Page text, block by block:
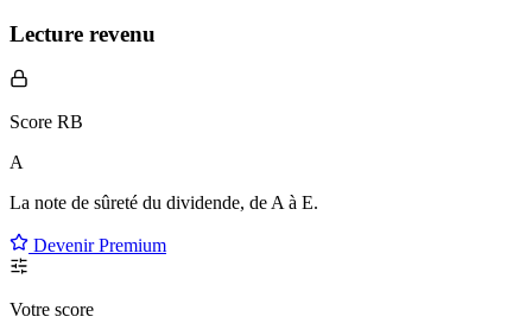
Lecture revenu
Score RB
A
La note de sûreté du dividende, de A à E.
Devenir Premium
Votre score